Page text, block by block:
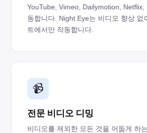
YouTube, Vimeo, Dailymotion, Netflix,
동합니다. Night Eye는 비디오 향상 없
트에서만 작동합니다.
📹
전문 비디오 디밍
비디오를 제외한 모든 것을 어둡게 하